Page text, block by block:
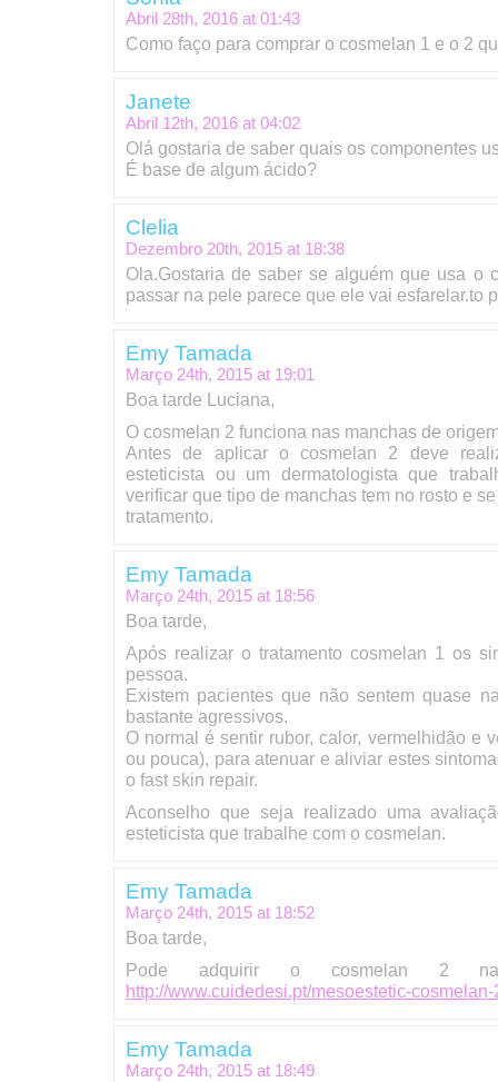
Abril 28th, 2016 at 01:43
Como faço para comprar o cosmelan 1 e o 2
Janete
Abril 12th, 2016 at 04:02
Olá gostaria de saber quais os componentes
É base de algum ácido?
Clelia
Dezembro 20th, 2015 at 18:38
Ola.Gostaria de saber se alguém que usa o
passar na pele parece que ele vai esfarelar.to
Emy Tamada
Março 24th, 2015 at 19:01
Boa tarde Luciana,
O cosmelan 2 funciona nas manchas de
Antes de aplicar o cosmelan 2 deve
esteticista ou um dermatologista que
verificar que tipo de manchas tem no rosto e
tratamento.
Emy Tamada
Março 24th, 2015 at 18:56
Boa tarde,
Após realizar o tratamento cosmelan 1 os
pessoa.
Existem pacientes que não sentem quase
bastante agressivos.
O normal é sentir rubor, calor, vermelhidão e
ou pouca), para atenuar e aliviar estes
o fast skin repair.
Aconselho que seja realizado uma
esteticista que trabalhe com o cosmelan.
Emy Tamada
Março 24th, 2015 at 18:52
Boa tarde,
Pode adquirir o cosmelan 2
http://www.cuidedesi.pt/mesoestetic-cosmelan-
Emy Tamada
Março 24th, 2015 at 18:49